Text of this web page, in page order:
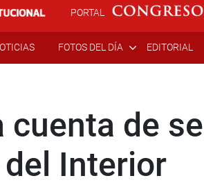
PORTAL
FOTOS DEL DÍA EDITORIAL
cuenta de
Interior